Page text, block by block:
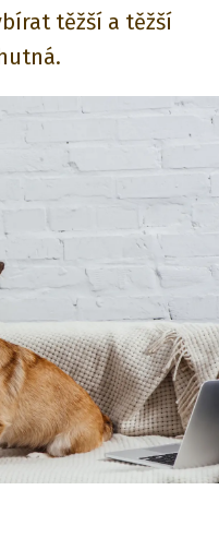
těžší a těžší